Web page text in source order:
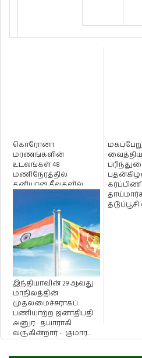
கொரோனா
மரணங்களின்
உடலங்கள் 48
மணிநேரத்தில்
தனியான தீவுகளில்
இராணுவத்தளபதி
தெரிவிப்பு!
மகப்பேறு
தடுப்பூசி
இந்தியாவின் 29 ஆவது
மாநிலத்தின்
முதலமைச்சராகப்
பணியாற்ற ஜனாதிபதி
அனுர தயாராகி
வருகின்றார் - குமார...